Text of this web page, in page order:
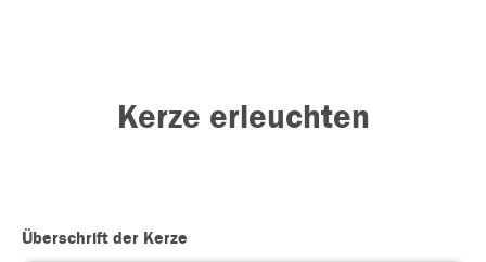
Kerze erleuchten
Überschrift der Kerze